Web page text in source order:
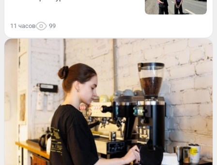
11 часов 99